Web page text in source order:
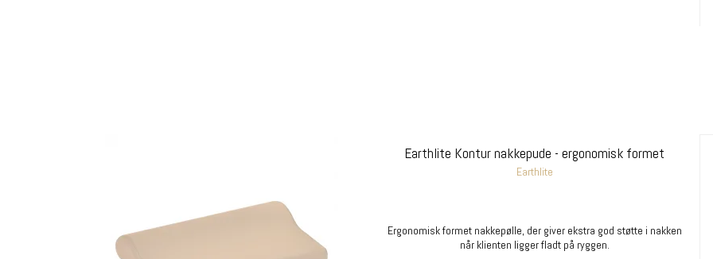
Earthlite Kontur nakkepude - ergonomisk formet
Earthlite
Ergonomisk formet nakkepølle, der giver ekstra god støtte i nakken
når klienten ligger fladt på ryggen.